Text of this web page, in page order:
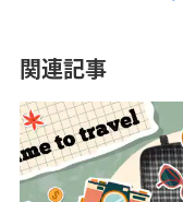
関連記事